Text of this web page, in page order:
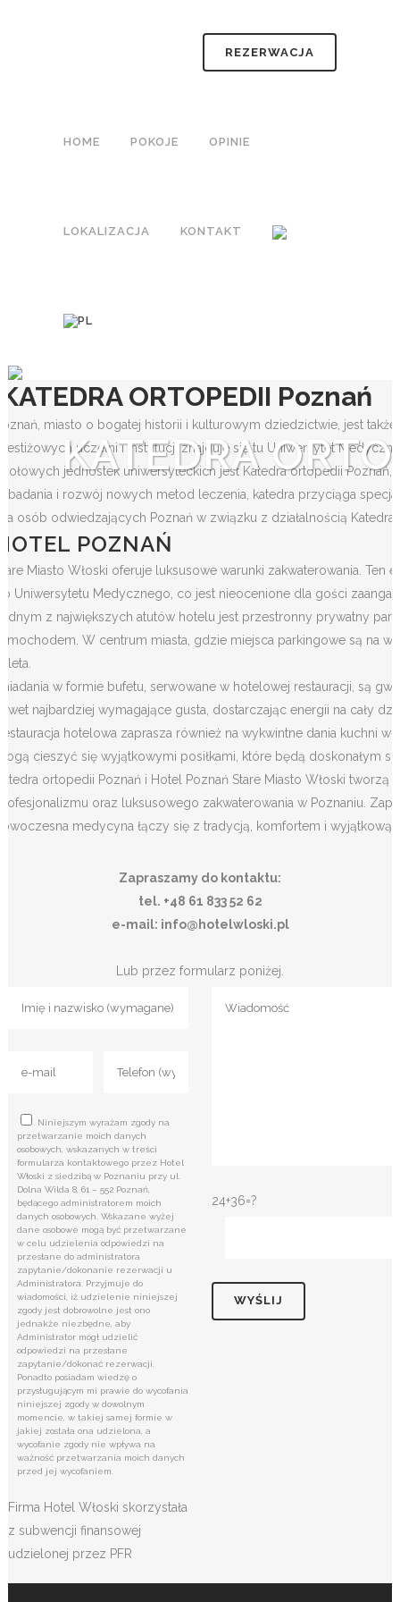
REZERWACJA
HOME POKOJE OPINIE
LOKALIZACJA KONTAKT
KATEDRA
ORTOPEDII Poznań
miasto o bogatej historii i kulturowym dziedzictwie, jest
uczelni i instytucji znajduje się tu Uniwersytet
jednostek uniwersyteckich jest Katedra ortopedii
badania i rozwój nowych metod leczenia, katedra przyciąga
osób odwiedzających Poznań w związku z działalnością
POZNAŃ
Miasto Włoski oferuje luksusowe warunki zakwaterowania.
Uniwersytetu Medycznego, co jest nieocenione dla gości
z największych atutów hotelu jest przestronny prywatny
W centrum miasta, gdzie miejsca parkingowe są na
w formie bufetu, serwowane w hotelowej restauracji, są
najbardziej wymagające gusta, dostarczając energii na cały
hotelowa zaprasza również na wykwintne dania kuchni
cieszyć się wyjątkowymi posiłkami, które będą doskonałym
ortopedii Poznań i Hotel Poznań Stare Miasto Włoski
oraz luksusowego zakwaterowania w Poznaniu.
medycyna łączy się z tradycją, komfortem i wyjątkową
Zapraszamy do kontaktu:
tel. +48 61 833 52 62
e-mail: info@hotelwloski.pl
Lub przez formularz poniżej.
Niniejszym wyrażam zgody na
przetwarzanie moich danych
osobowych, wskazanych w treści
formularza kontaktowego przez Hotel
Włoski z siedzibą w Poznaniu przy ul.
Dolna Wilda 8, 61 – 552 Poznań,
będącego administratorem moich
danych osobowych. Wskazane wyżej
dane osobowe mogą być przetwarzane
w celu udzielenia odpowiedzi na
przesłane do administratora
zapytanie/dokonanie rezerwacji u
Administratora. Przyjmuje do
wiadomości, iż udzielenie niniejszej
zgody jest dobrowolne jest ono
jednakże niezbędne, aby
Administrator mógł udzielić
odpowiedzi na przesłane
zapytanie/dokonać rezerwacji.
Ponadto posiadam wiedzę o
przysługującym mi prawie do wycofania
niniejszej zgody w dowolnym
momencie, w takiej samej formie w
jakiej została ona udzielona, a
wycofanie zgody nie wpływa na
ważność przetwarzania moich danych
przed jej wycofaniem.
Firma Hotel Włoski skorzystała
z subwencji finansowej
udzielonej przez PFR
24+36=?